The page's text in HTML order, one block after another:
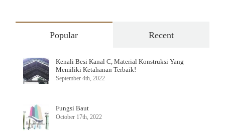
Popular Recent
Kenali Besi Kanal C, Material Konstruksi Yang
Memiliki Ketahanan Terbaik!
September 4th, 2022
Fungsi Baut
October 17th, 2022